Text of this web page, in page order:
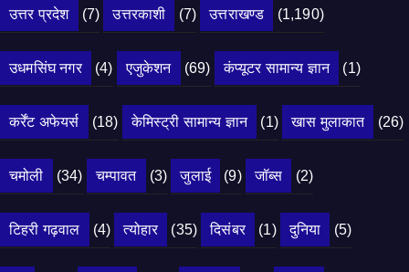
उत्तर प्रदेश (7) उत्तरकाशी (7) उत्तराखण्ड (1,190)
उधमसिंघ नगर (4) एजुकेशन (69) कंप्यूटर सामान्य ज्ञान (1)
कर्रेंट अफेयर्स (18) केमिस्ट्री सामान्य ज्ञान (1) खास मुलाकात (26)
चमोली (34) चम्पावत (3) जुलाई (9) जॉब्स (2)
टिहरी गढ़वाल (4) त्योहार (35) दिसंबर (1) दुनिया (5)